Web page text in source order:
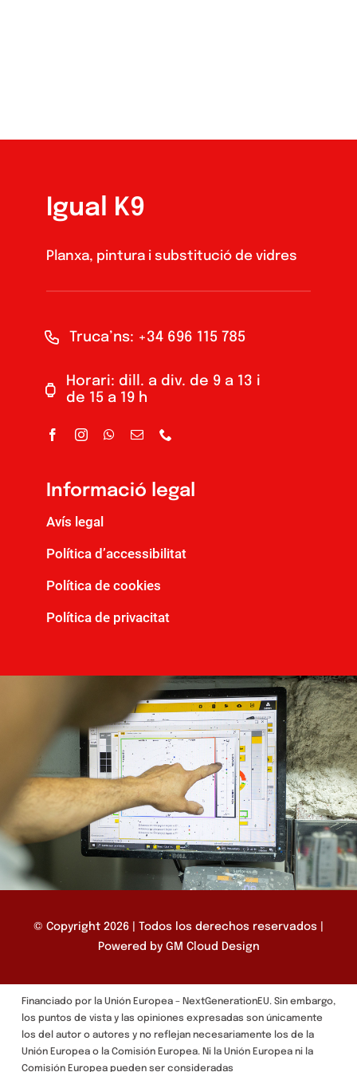
Igual K9
Planxa, pintura i substitució de vidres
Truca’ns: +34 696 115 785
Horari: dill. a div. de 9 a 13 i
de 15 a 19 h
Informació legal
Avís legal
Política d’accessibilitat
Política de cookies
Política de privacitat
© Copyright 2026 | Todos los derechos reservados |
Powered by GM Cloud Design
Financiado por la Unión Europea – NextGenerationEU. Sin embargo,
los puntos de vista y las opiniones expresadas son únicamente
los del autor o autores y no reflejan necesariamente los de la
Unión Europea o la Comisión Europea. Ni la Unión Europea ni la
Comisión Europea pueden ser consideradas